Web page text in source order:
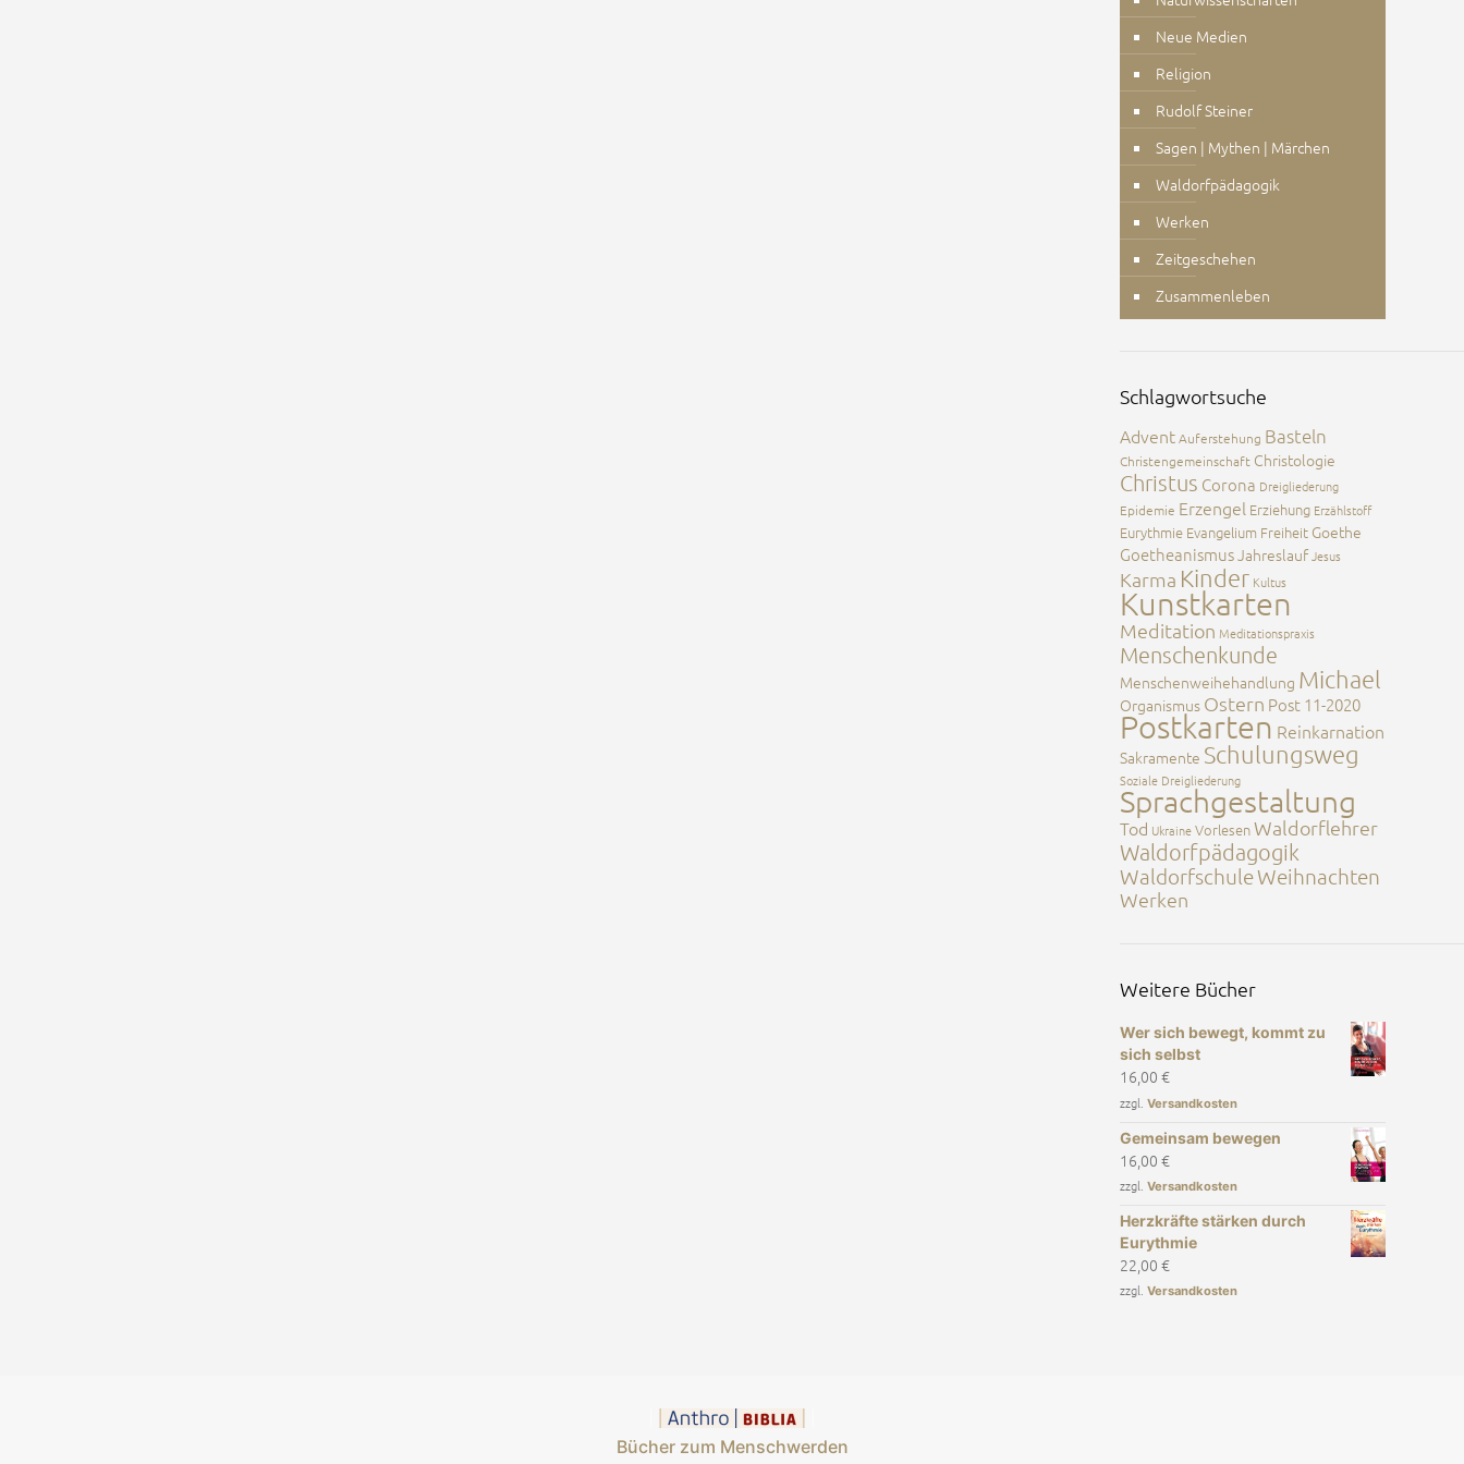
Neue Medien
Religion
Rudolf Steiner
Sagen | Mythen | Märchen
Waldorfpädagogik
Werken
Zeitgeschehen
Zusammenleben
Schlagwortsuche
AdventAuferstehung Basteln
Christengemeinschaft Christologie
Christus Corona Dreigliederung
Epidemie Erzengel Erziehung Erzählstoff
Eurythmie Evangelium Freiheit Goethe
GoetheanismusJahreslaufJesus
Karma Kinder Kultus
Kunstkarten
Meditation Meditationspraxis
Menschenkunde
Menschenweihehandlung Michael
Organismus Ostern Post 11-2020
Postkarten Reinkarnation
Sakramente Schulungsweg
Soziale Dreigliederung
Sprachgestaltung
Tod UkraineVorlesenWaldorflehrer
Waldorfpädagogik
WaldorfschuleWeihnachten
Werken
Weitere Bücher
Wer sich bewegt, kommt zu
sich selbst
16,00 €
zzgl. Versandkosten
Gemeinsam bewegen
16,00 €
zzgl. Versandkosten
Herzkräfte stärken durch
Eurythmie
22,00 €
zzgl. Versandkosten
Bücher zum Menschwerden